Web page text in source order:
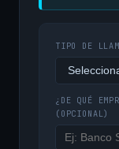
TIPO DE
¿DE QUÉ
(OPCIONAL)